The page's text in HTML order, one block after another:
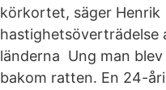
körkortet, säger Henrik
hastighetsöverträdelse
länderna Ung man
bakom ratten. En 24-